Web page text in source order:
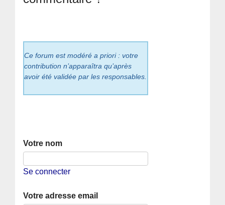
Ce forum est modéré a priori : votre
contribution n’apparaîtra qu’après
avoir été validée par les responsables.
Votre nom
Se connecter
Votre adresse email